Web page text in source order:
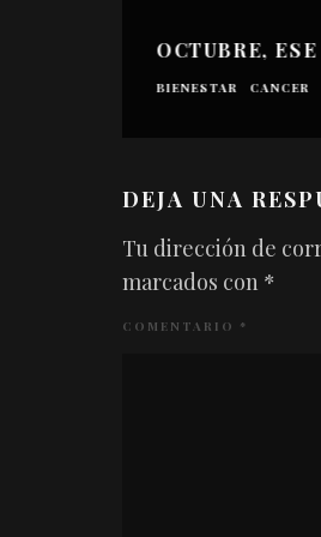
OCTUBRE,
BIENESTAR CANCER
DEJA UNA
Tu dirección de
marcados con *
COMENTARIO *